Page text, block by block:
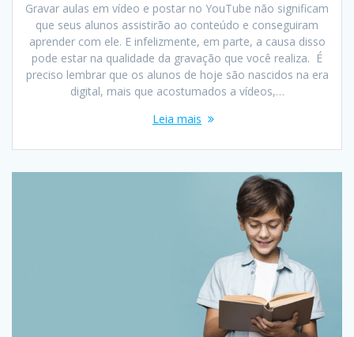
Gravar aulas em vídeo e postar no YouTube não significam
que seus alunos assistirão ao conteúdo e conseguiram
aprender com ele. E infelizmente, em parte, a causa disso
pode estar na qualidade da gravação que você realiza. É
preciso lembrar que os alunos de hoje são nascidos na era
digital, mais que acostumados a vídeos,…
Leia mais